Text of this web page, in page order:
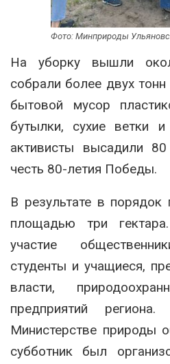
Фото: Минприроды
На уборку вышли
собрали более двух
бытовой мусор
бутылки, сухие ветки
активисты высадили
честь 80-летия Победы.
В результате в порядок
площадью три
участие
студенты и учащиеся,
власти,
предприятий
Министерстве природы
субботник был